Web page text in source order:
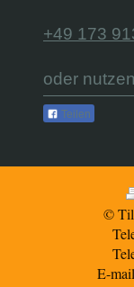
+49 173
oder
Teilen
©
E-